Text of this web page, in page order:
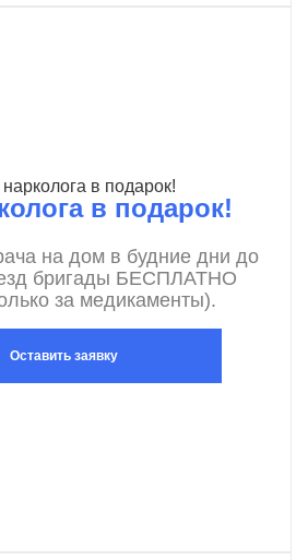
в подарок!
на дом в будние дни до
бригады БЕСПЛАТНО
за медикаменты).
Оставить заявку